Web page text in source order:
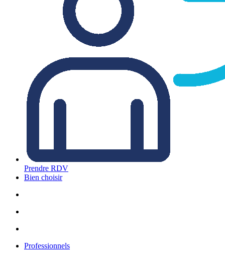
Prendre RDV
Bien choisir
Professionnels